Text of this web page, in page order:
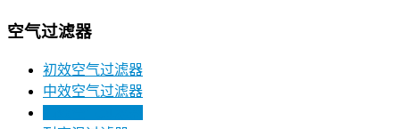
空气过滤器
初效空气过滤器
中效空气过滤器